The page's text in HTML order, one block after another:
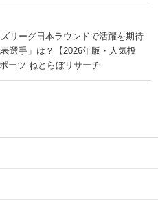
リーグ日本ラウンドで活躍を期待
選手」は？【2026年版・人気投
ーツ ねとらぼリサーチ